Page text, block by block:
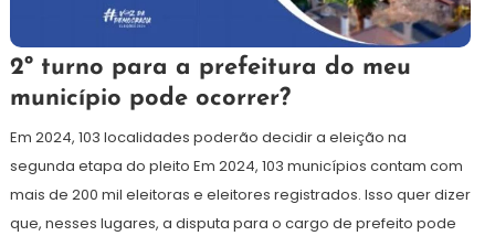
1
agosto
de
Redação
2º turno para a prefeitura do meu
município pode ocorrer?
Em 2024, 103 localidades poderão decidir a eleição na
segunda etapa do pleito Em 2024, 103 municípios contam com
mais de 200 mil eleitoras e eleitores registrados. Isso quer dizer
que, nesses lugares, a disputa para o cargo de prefeito pode